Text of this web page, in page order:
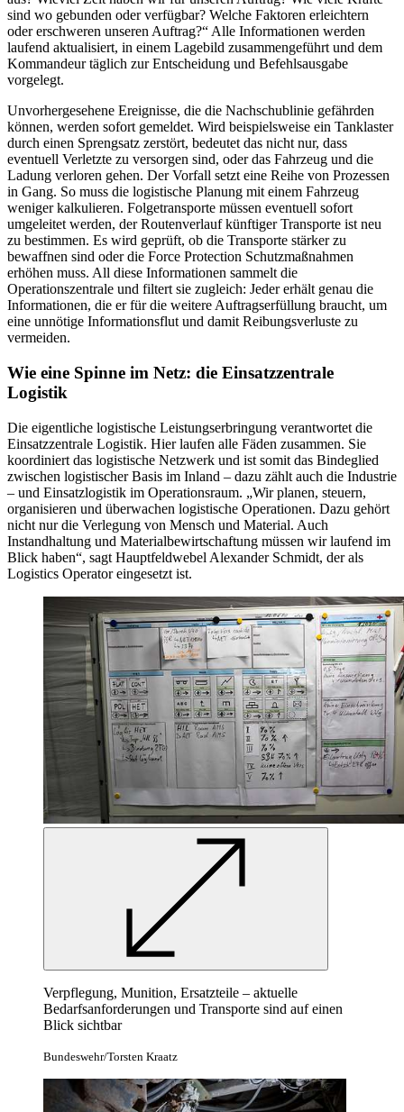
sind wo gebunden oder verfügbar? Welche Faktoren erleichtern
oder erschweren unseren Auftrag?“ Alle Informationen werden
laufend aktualisiert, in einem Lagebild zusammengeführt und dem
Kommandeur täglich zur Entscheidung und Befehlsausgabe
vorgelegt.
Unvorhergesehene Ereignisse, die die Nachschublinie gefährden
können, werden sofort gemeldet. Wird beispielsweise ein Tanklaster
durch einen Sprengsatz zerstört, bedeutet das nicht nur, dass
eventuell Verletzte zu versorgen sind, oder das Fahrzeug und die
Ladung verloren gehen. Der Vorfall setzt eine Reihe von Prozessen
in Gang. So muss die logistische Planung mit einem Fahrzeug
weniger kalkulieren. Folgetransporte müssen eventuell sofort
umgeleitet werden, der Routenverlauf künftiger Transporte ist neu
zu bestimmen. Es wird geprüft, ob die Transporte stärker zu
bewaffnen sind oder die Force Protection Schutzmaßnahmen
erhöhen muss. All diese Informationen sammelt die
Operationszentrale und filtert sie zugleich: Jeder erhält genau die
Informationen, die er für die weitere Auftragserfüllung braucht, um
eine unnötige Informationsflut und damit Reibungsverluste zu
vermeiden.
Wie eine Spinne im Netz: die Einsatzzentrale
Logistik
Die eigentliche logistische Leistungserbringung verantwortet die
Einsatzzentrale Logistik. Hier laufen alle Fäden zusammen. Sie
koordiniert das logistische Netzwerk und ist somit das Bindeglied
zwischen logistischer Basis im Inland – dazu zählt auch die Industrie
– und Einsatzlogistik im Operationsraum. „Wir planen, steuern,
organisieren und überwachen logistische Operationen. Dazu gehört
nicht nur die Verlegung von Mensch und Material. Auch
Instandhaltung und Materialbewirtschaftung müssen wir laufend im
Blick haben“, sagt Hauptfeldwebel Alexander Schmidt, der als
Logistics Operator eingesetzt ist.
Verpflegung, Munition, Ersatzteile – aktuelle
Bedarfsanforderungen und Transporte sind auf einen
Blick sichtbar
Bundeswehr/Torsten Kraatz